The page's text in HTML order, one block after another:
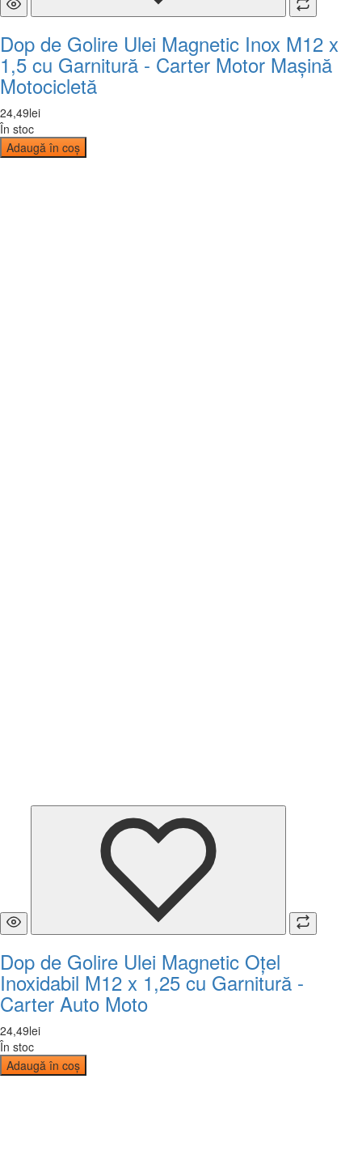
Dop de Golire Ulei Magnetic Inox M12 x
1,5 cu Garnitură - Carter Motor Mașină
Motocicletă
24,49lei
În stoc
Adaugă în coș
Dop de Golire Ulei Magnetic Oțel
Inoxidabil M12 x 1,25 cu Garnitură -
Carter Auto Moto
24,49lei
În stoc
Adaugă în coș